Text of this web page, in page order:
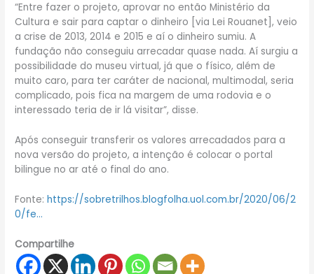
“Entre fazer o projeto, aprovar no então Ministério da
Cultura e sair para captar o dinheiro [via Lei Rouanet], veio
a crise de 2013, 2014 e 2015 e aí o dinheiro sumiu. A
fundação não conseguiu arrecadar quase nada. Aí surgiu a
possibilidade do museu virtual, já que o físico, além de
muito caro, para ter caráter de nacional, multimodal, seria
complicado, pois fica na margem de uma rodovia e o
interessado teria de ir lá visitar”, disse.
Após conseguir transferir os valores arrecadados para a
nova versão do projeto, a intenção é colocar o portal
bilingue no ar até o final do ano.
Fonte:https://sobretrilhos.blogfolha.uol.com.br/2020/06/2
0/fe…
Compartilhe